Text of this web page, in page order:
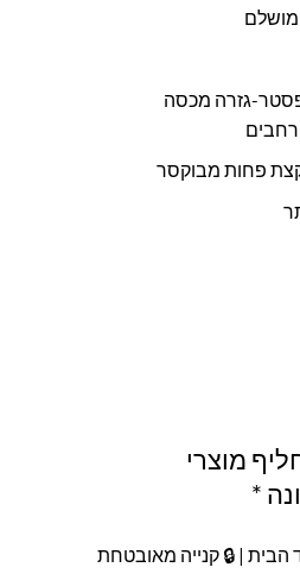
מושלם
גזרה מכסה
קצת פחות מבוקסר
מוצרי
*
הבית | 🔒 קנייה מאובטחת